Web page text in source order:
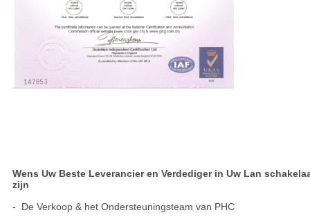
Wens Uw Beste Leverancier en Verdediger in Uw Lan
zijn
- De Verkoop & het Ondersteuningsteam van PHC